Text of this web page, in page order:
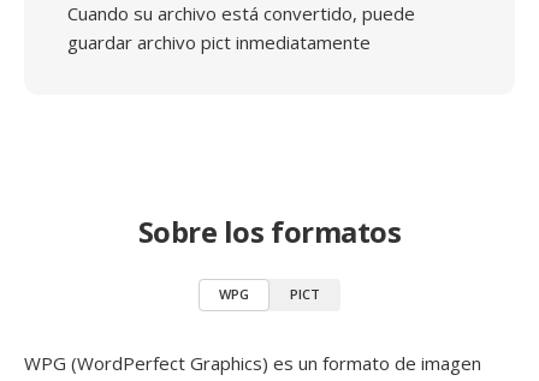
Cuando su archivo está convertido, puede
guardar archivo pict inmediatamente
Sobre los formatos
WPG PICT
WPG (WordPerfect Graphics) es un formato de imagen